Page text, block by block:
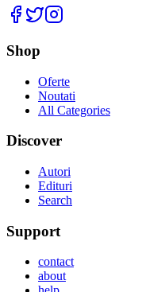
Facebook
Twitter
Shop
Oferte
Noutati
All Categories
Discover
Autori
Edituri
Search
Support
contact
about